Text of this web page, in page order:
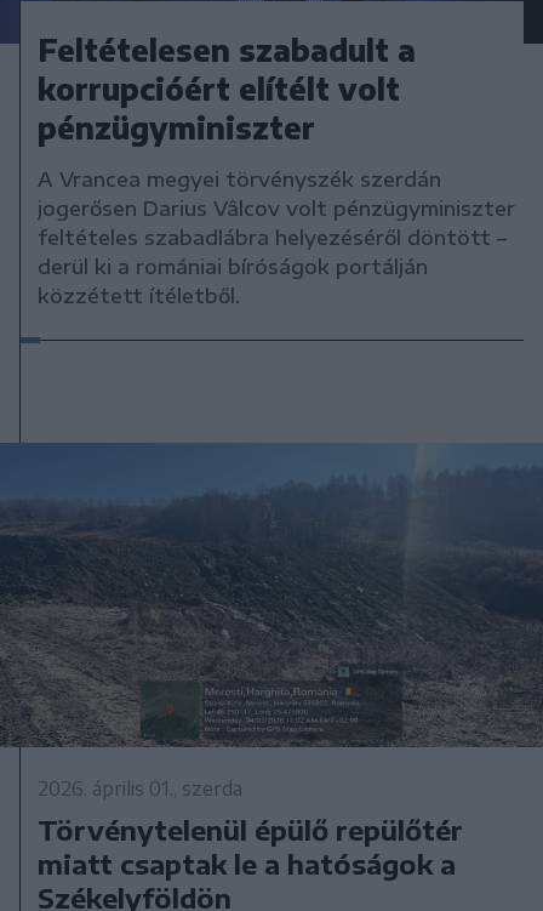
Feltételesen szabadult a
korrupcióért elítélt volt
pénzügyminiszter
A Vrancea megyei törvényszék szerdán
jogerősen Darius Vâlcov volt pénzügyminiszter
feltételes szabadlábra helyezéséről döntött –
derül ki a romániai bíróságok portálján
közzétett ítéletből.
2026. április 01., szerda
Törvénytelenül épülő repülőtér
miatt csaptak le a hatóságok a
Székelyföldön